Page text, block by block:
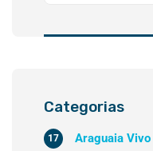
Categorias
Araguaia Vivo
17